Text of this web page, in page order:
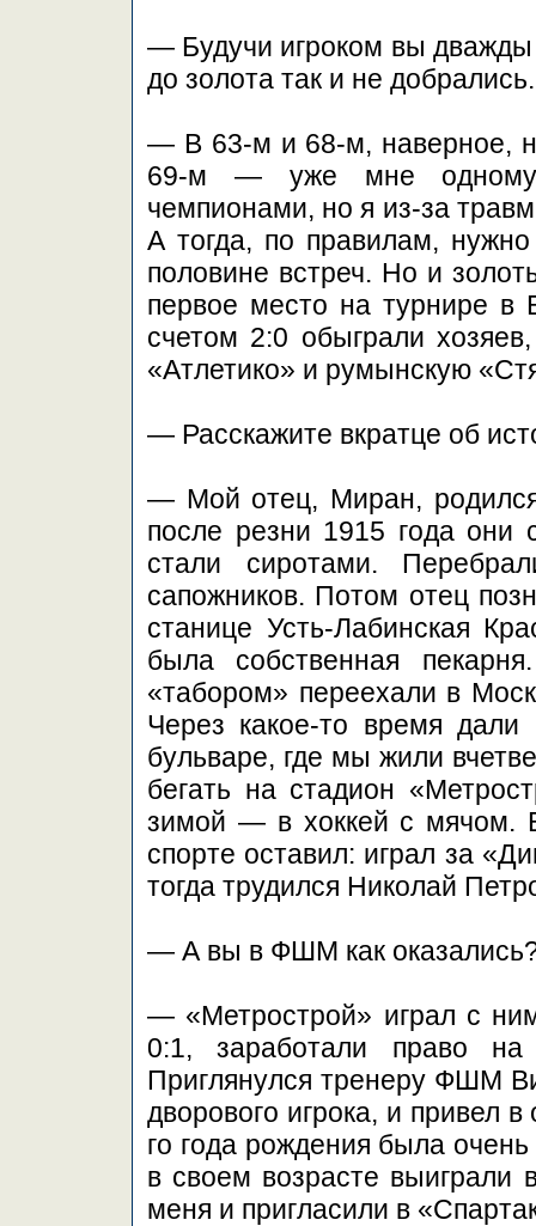
— Будучи игроком вы
до золота так и не
— В 63-м и 68-м, наверное,
69-м — уже мне одному.
чемпионами, но я из-за
А тогда, по правилам,
половине встреч. Но и
первое место на турнире
счетом 2:0 обыграли
«Атлетико» и румынскую
— Расскажите вкратце об
— Мой отец, Миран,
после резни 1915 года
стали сиротами.
сапожников. Потом отец
станице Усть-Лабинская
была собственная
«табором» переехали в
Через какое-то время
бульваре, где мы жили
бегать на стадион
зимой — в хоккей с мячом.
спорте оставил: играл за
тогда трудился Николай
— А вы в ФШМ как
— «Метрострой» играл с
0:1, заработали право
Приглянулся тренеру ФШМ
дворового игрока, и привел
го года рождения была
в своем возрасте выиграли
меня и пригласили в